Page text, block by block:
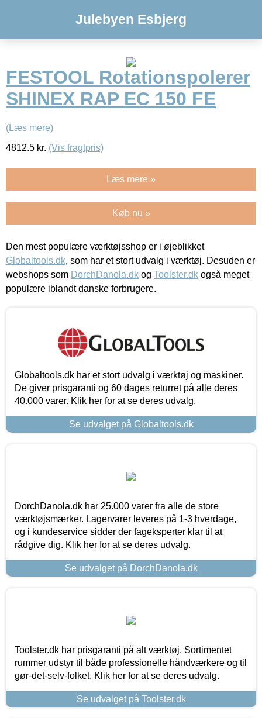
Julebyen Esbjerg
FESTOOL Rotationspolerer
SHINEX RAP EC 150 FE
(Læs mere)
4812.5 kr. (Vis fragtpris)
Læs mere »
Køb nu »
Den mest populære værktøjsshop er i øjeblikket
Globaltools.dk, som har et stort udvalg i værktøj. Desuden er
webshops som DorchDanola.dk og Toolster.dk også meget
populære iblandt danske forbrugere.
Globaltools.dk har et stort udvalg i værktøj og maskiner.
De giver prisgaranti og 60 dages returret på alle deres
40.000 varer. Klik her for at se deres udvalg.
Se udvalget på Globaltools.dk
DorchDanola.dk har 25.000 varer fra alle de store
værktøjsmærker. Lagervarer leveres på 1-3 hverdage,
og i kundeservice sidder der fageksperter klar til at
rådgive dig. Klik her for at se deres udvalg.
Se udvalget på DorchDanola.dk
Toolster.dk har prisgaranti på alt værktøj. Sortimentet
rummer udstyr til både professionelle håndværkere og til
gør-det-selv-folket. Klik her for at se deres udvalg.
Se udvalget på Toolster.dk